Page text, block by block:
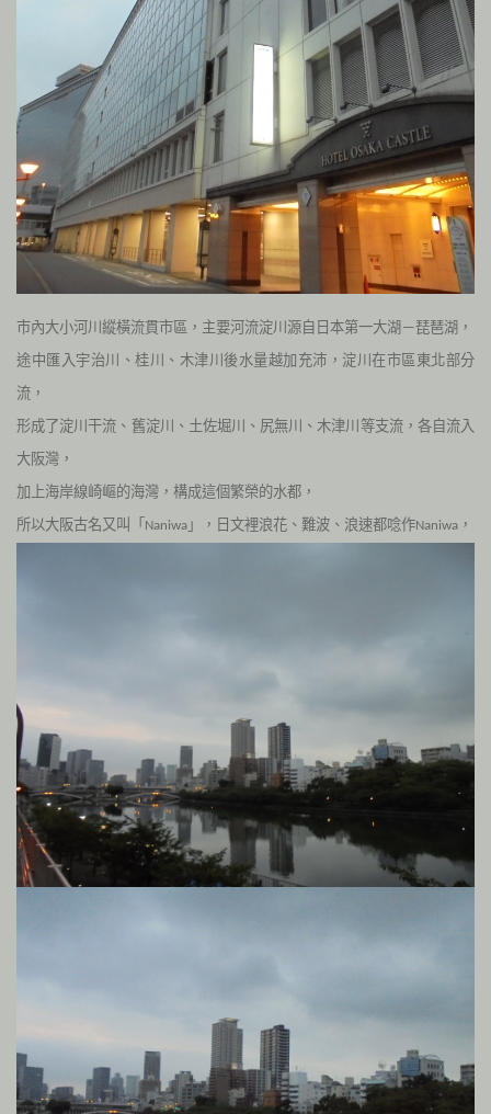
市內大小河川縱橫流貫市區，主要河流淀川源自日本第一大湖－琵琶湖，
途中匯入宇治川、桂川、木津川後水量越加充沛，淀川在市區東北部分
流，
形成了淀川干流、舊淀川、土佐堀川、尻無川、木津川等支流，各自流入
大阪灣，
加上海岸線崎嶇的海灣，構成這個繁榮的水都，
所以大阪古名又叫「Naniwa 」，日文裡浪花、難波、浪速都唸作Naniwa ，